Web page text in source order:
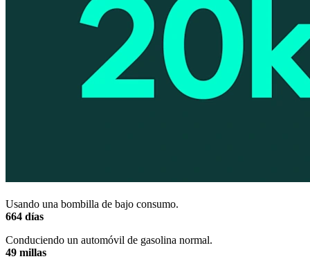
Usando una bombilla de bajo consumo.
664 días
Conduciendo un automóvil de gasolina normal.
49 millas